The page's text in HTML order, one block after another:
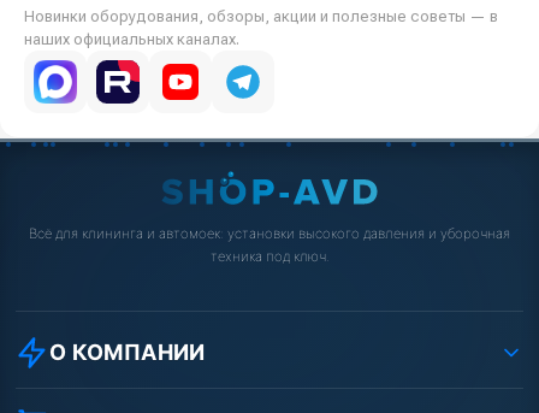
Новинки оборудования, обзоры, акции и полезные советы — в
наших официальных каналах.
Всё для клининга и автомоек: установки высокого давления и уборочная
техника под ключ.
О КОМПАНИИ
О компании